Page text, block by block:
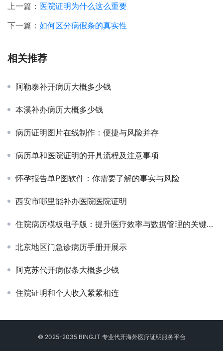
上一篇： 医院证明为什么这么重要
下一篇： 如何区分病假条的真实性
相关推荐
阿勒泰补开病历大概多少钱
本溪补办病历大概多少钱
病历证明图片在线制作：便捷与风险并存
病历单和医院证明的开具流程及注意事项
怀孕报告单P图软件：你需要了解的事实与风险
西安市哪里能补办医院医院证明
住院病历模板电子版：提升医疗效率与数据管理的关键工具
北京地区门急诊病历手册开展示
阿克苏代开病假条大概多少钱
住院证明和个人收入紧紧相连
© 2025-2035 BINGJT 专业代开海外医疗证明服务平台